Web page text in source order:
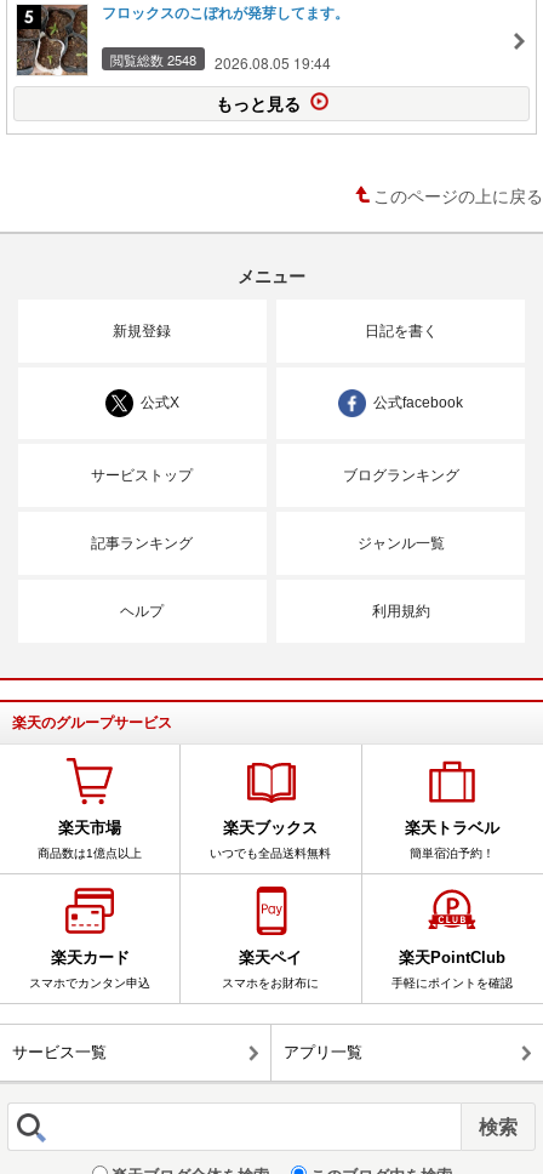
フロックスのこぼれが発芽してます。
閲覧総数 2548 2026.08.05 19:44
もっと見る
このページの上に戻る
メニュー
新規登録 日記を書く
公式X 公式facebook
サービストップ ブログランキング
記事ランキング ジャンル一覧
ヘルプ 利用規約
楽天のグループサービス
楽天市場
商品数は1億点以上
楽天ブックス
いつでも全品送料無料
楽天トラベル
簡単宿泊予約！
楽天カード
スマホでカンタン申込
楽天ペイ
スマホをお財布に
楽天PointClub
手軽にポイントを確認
サービス一覧 アプリ一覧